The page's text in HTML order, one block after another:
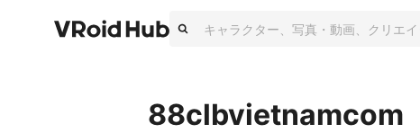
88clbvietnamcom